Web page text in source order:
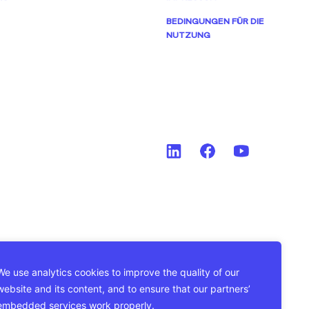
use analytics cookies to improve the quality of our
and its content, and to ensure that our partners’
services work properly.
BEDINGUNGEN FÜR DIE
NUTZUNG